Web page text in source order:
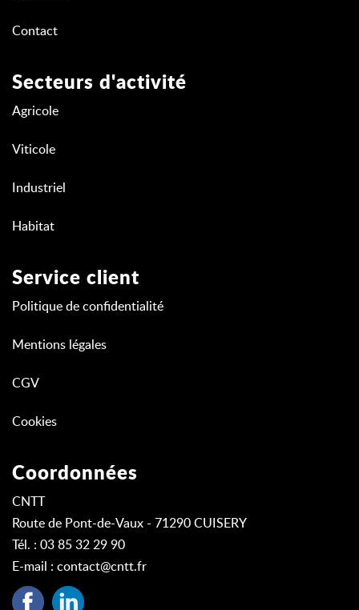
Contact
Secteurs d'activité
Agricole
Viticole
Industriel
Habitat
Service client
Politique de confidentialité
Mentions légales
CGV
Cookies
Coordonnées
CNTT
Route de Pont-de-Vaux - 71290 CUISERY
Tél. : 03 85 32 29 90
E-mail : contact@cntt.fr